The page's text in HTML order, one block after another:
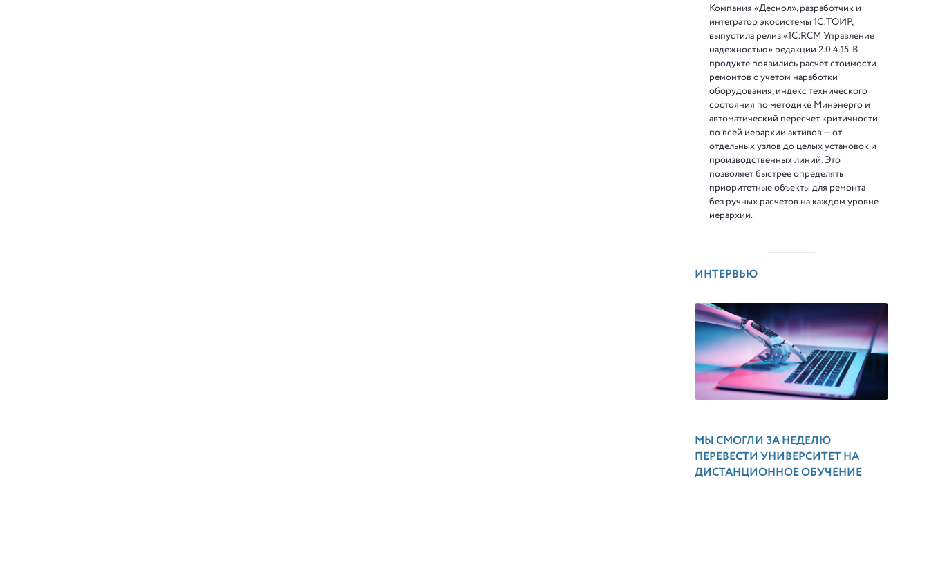
Компания «Деснол», разработчик и
интегратор экосистемы 1С:ТОИР,
выпустила релиз «1С:RCM Управление
надежностью» редакции 2.0.4.15. В
продукте появились расчет стоимости
ремонтов с учетом наработки
оборудования, индекс технического
состояния по методике Минэнерго и
автоматический пересчет критичности
по всей иерархии активов — от
отдельных узлов до целых установок и
производственных линий. Это
позволяет быстрее определять
приоритетные объекты для ремонта
без ручных расчетов на каждом уровне
иерархии.
ИНТЕРВЬЮ
МЫ СМОГЛИ ЗА НЕДЕЛЮ
ПЕРЕВЕСТИ УНИВЕРСИТЕТ НА
ДИСТАНЦИОННОЕ ОБУЧЕНИЕ